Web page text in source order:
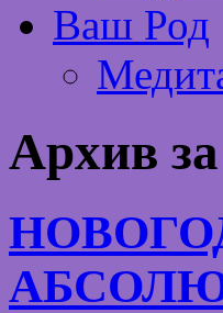
Ваш Род
Архив